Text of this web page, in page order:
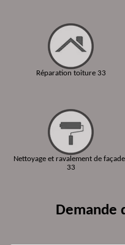
Réparation toiture 33
Nettoyage et ravalement de
33
Demande